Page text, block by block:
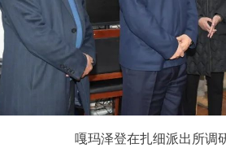
嘎玛泽登在扎细派出所调